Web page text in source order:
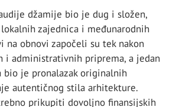
džamije bio je dug i složen,
zajednica i međunarodnih
na obnovi započeli su tek nakon
i administrativnih priprema, a jedan
bio je pronalazak originalnih
autentičnog stila arhitekture.
prikupiti dovoljno finansijskih